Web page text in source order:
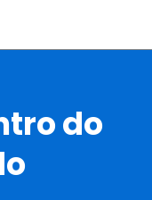
do